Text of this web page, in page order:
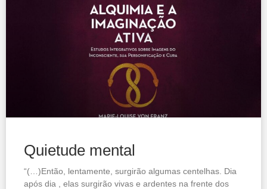
Quietude mental
“(…)Então, lentamente, surgirão algumas centelhas. Dia
após dia , elas surgirão vivas e ardentes na frente dos